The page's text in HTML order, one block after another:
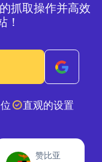
抓取操作并高效
！
直观的设置
赞比亚